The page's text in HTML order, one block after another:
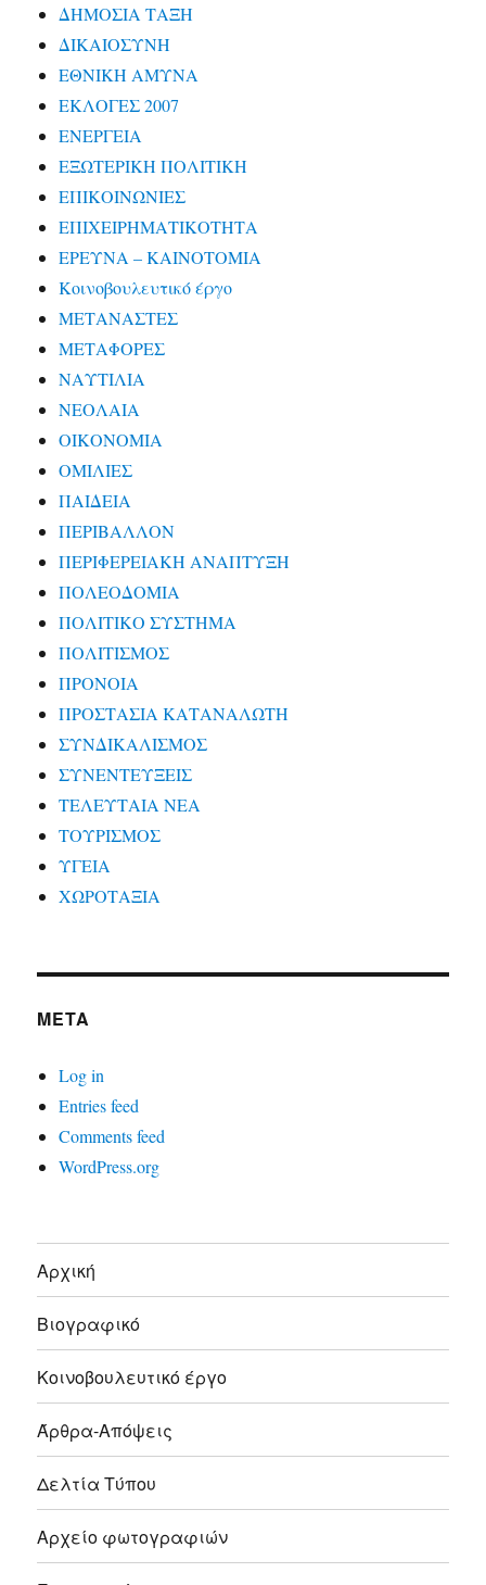
ΔΗΜΟΣΙΑ ΤΑΞΗ
ΔΙΚΑΙΟΣΥΝΗ
ΕΘΝΙΚΗ ΑΜΥΝΑ
ΕΚΛΟΓΕΣ 2007
ΕΝΕΡΓΕΙΑ
ΕΞΩΤΕΡΙΚΗ ΠΟΛΙΤΙΚΗ
ΕΠΙΚΟΙΝΩΝΙΕΣ
ΕΠΙΧΕΙΡΗΜΑΤΙΚΟΤΗΤΑ
ΕΡΕΥΝΑ – ΚΑΙΝΟΤΟΜΙΑ
Κοινοβουλευτικό έργο
ΜΕΤΑΝΑΣΤΕΣ
ΜΕΤΑΦΟΡΕΣ
ΝΑΥΤΙΛΙΑ
ΝΕΟΛΑΙΑ
ΟΙΚΟΝΟΜΙΑ
ΟΜΙΛΙΕΣ
ΠΑΙΔΕΙΑ
ΠΕΡΙΒΑΛΛΟΝ
ΠΕΡΙΦΕΡΕΙΑΚΗ ΑΝΑΠΤΥΞΗ
ΠΟΛΕΟΔΟΜΙΑ
ΠΟΛΙΤΙΚΟ ΣΥΣΤΗΜΑ
ΠΟΛΙΤΙΣΜΟΣ
ΠΡΟΝΟΙΑ
ΠΡΟΣΤΑΣΙΑ ΚΑΤΑΝΑΛΩΤΗ
ΣΥΝΔΙΚΑΛΙΣΜΟΣ
ΣΥΝΕΝΤΕΥΞΕΙΣ
ΤΕΛΕΥΤΑΙΑ ΝΕΑ
ΤΟΥΡΙΣΜΟΣ
ΥΓΕΙΑ
ΧΩΡΟΤΑΞΙΑ
META
Log in
Entries feed
Comments feed
WordPress.org
Αρχική
Βιογραφικό
Κοινοβουλευτικό έργο
Άρθρα-Απόψεις
Δελτία Τύπου
Αρχείο φωτογραφιών